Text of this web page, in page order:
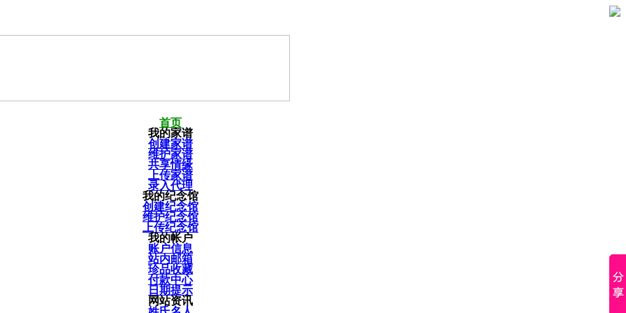
首页
我的家谱
创建家谱
维护家谱
共享情缘
上传家谱
录入代理
我的纪念馆
创建纪念馆
维护纪念馆
上传纪念馆
我的帐户
账户信息
站内邮箱
珍品收藏
付款中心
日期提示
网站资讯